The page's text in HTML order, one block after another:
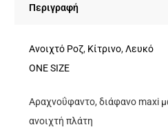
Maxi
Ανοιχτή
ποσότητα
Περιγραφή
Ανοιχτό Ροζ, Κίτρινο, Λευκό
ONE SIZE
Αραχνοΰφαντο, διάφανο maxi
ανοιχτή πλάτη